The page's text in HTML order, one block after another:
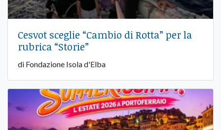
Cesvot sceglie “Cambio di Rotta” per la
rubrica “Storie”
di Fondazione Isola d'Elba